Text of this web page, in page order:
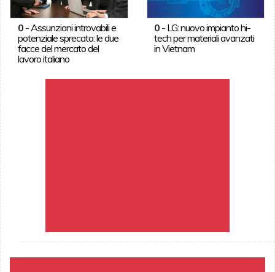
0- Assunzioni introvabili e
potenziale sprecato: le due
facce del mercato del
lavoro italiano
0 - LG: nuovo impianto hi-
tech per materiali avanzati
in Vietnam